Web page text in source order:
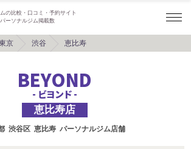
の比較・口コミ・予約サイト
ーソナルジム掲載数
京 渋谷 恵比寿
BEYOND
- ビヨンド -
恵比寿店
渋谷区 恵比寿 パーソナルジム店舗